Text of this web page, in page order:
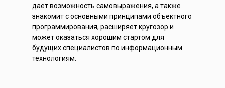
дает возможность самовыражения, а также
знакомит с основными принципами объектного
программирования, расширяет кругозор и
может оказаться хорошим стартом для
будущих специалистов по информационным
технологиям.